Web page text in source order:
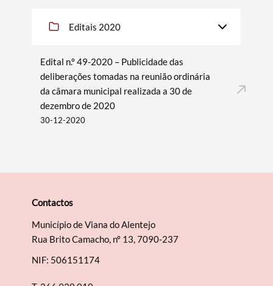
Editais 2020
Edital n.º 49-2020 – Publicidade das
deliberações tomadas na reunião ordinária
da câmara municipal realizada a 30 de
dezembro de 2020
30-12-2020
Contactos
Município de Viana do Alentejo
Rua Brito Camacho, nº 13, 7090-237
NIF: 506151174